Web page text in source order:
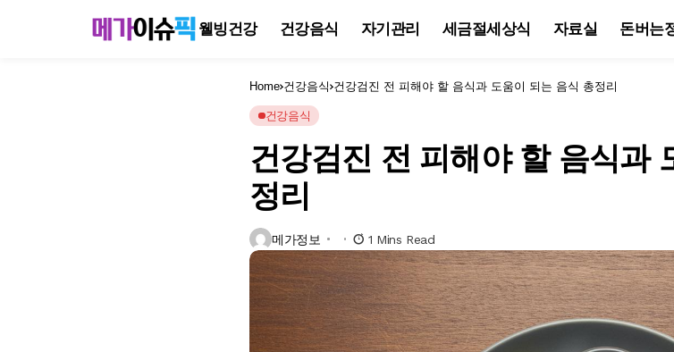
웰빙건강 건강음식 자기관리 세금절세상식 자료실 돈버는
Home 건강음식 건강검진 전 피해야 할 음식과 도움이 되는 음식 총정리
건강음식
건강검진 전 피해야 할 음식과
정리
메가정보 1 Mins Read